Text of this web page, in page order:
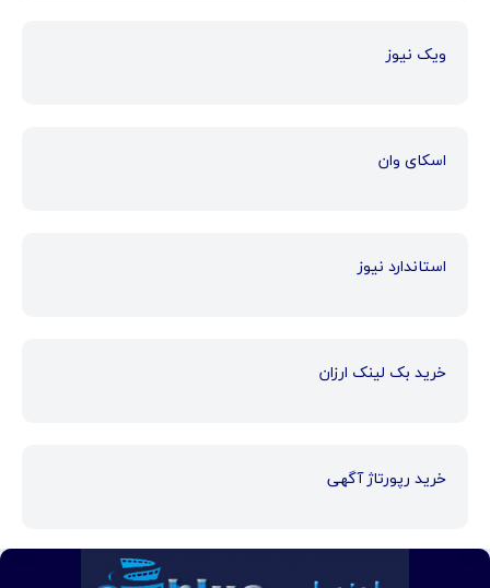
ویک نیوز
اسکای وان
استاندارد نیوز
خرید بک لینک ارزان
خرید رپورتاژ آگهی